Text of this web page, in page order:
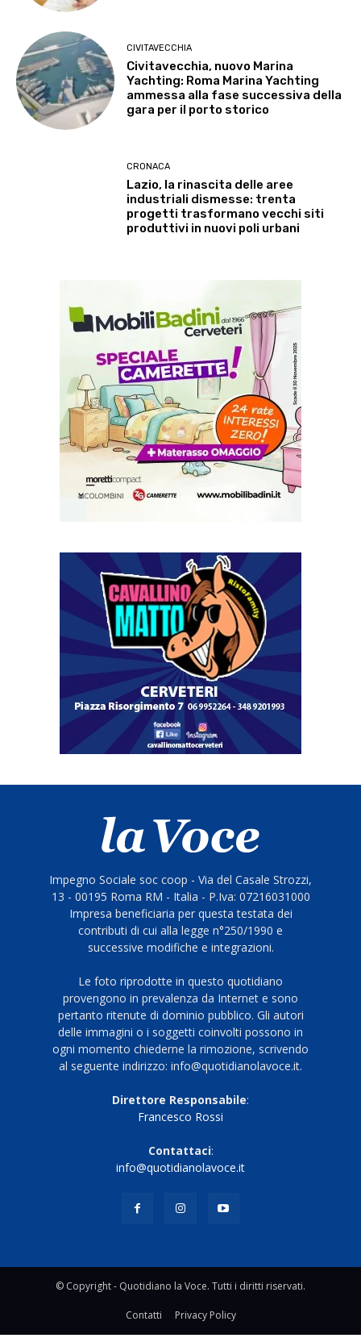
CIVITAVECCHIA
Civitavecchia, nuovo Marina
Yachting: Roma Marina Yachting
ammessa alla fase successiva della
gara per il porto storico
CRONACA
Lazio, la rinascita delle aree
industriali dismesse: trenta
progetti trasformano vecchi siti
produttivi in nuovi poli urbani
Impegno Sociale soc coop - Via del Casale Strozzi,
13 - 00195 Roma RM - Italia - P.Iva: 07216031000
Impresa beneficiaria per questa testata dei
contributi di cui alla legge n°250/1990 e
successive modifiche e integrazioni.
Le foto riprodotte in questo quotidiano
provengono in prevalenza da Internet e sono
pertanto ritenute di dominio pubblico. Gli autori
delle immagini o i soggetti coinvolti possono in
ogni momento chiederne la rimozione, scrivendo
al seguente indirizzo: info@quotidianolavoce.it.
Direttore Responsabile:
Francesco Rossi
Contattaci:
info@quotidianolavoce.it
© Copyright - Quotidiano la Voce. Tutti i diritti riservati.
Contatti Privacy Policy